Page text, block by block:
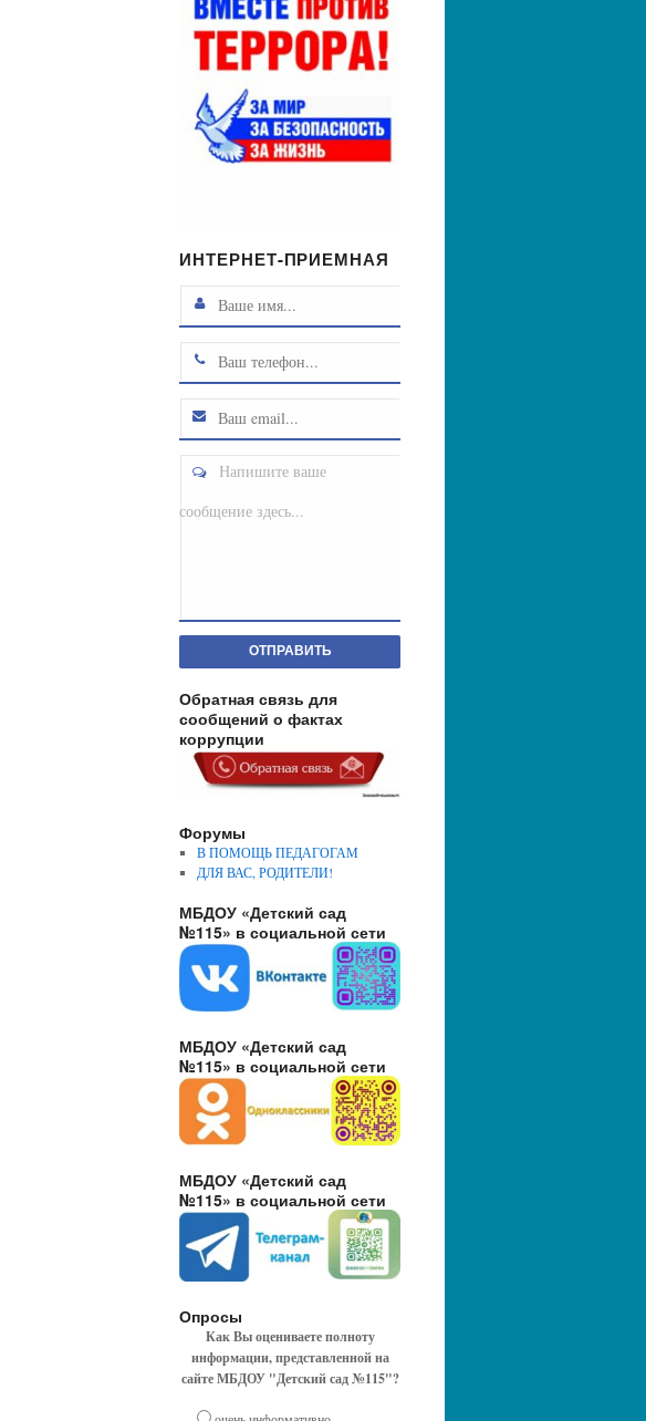
ИНТЕРНЕТ-ПРИЕМНАЯ
Напишите ваше
сообщение здесь...
ОТПРАВИТЬ
Обратная связь для
сообщений о фактах
коррупции
Форумы
В ПОМОЩЬ ПЕДАГОГАМ
ДЛЯ ВАС, РОДИТЕЛИ!
МБДОУ «Детский сад
№115» в социальной сети
МБДОУ «Детский сад
№115» в социальной сети
МБДОУ «Детский сад
№115» в социальной сети
Опросы
Как Вы оцениваете полноту
информации, представленной на
сайте МБДОУ "Детский сад №115"?